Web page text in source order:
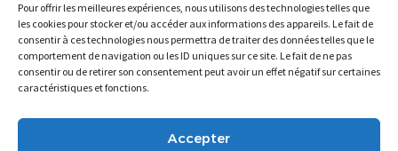
Pour offrir les meilleures expériences, nous utilisons des technologies telles que
les cookies pour stocker et/ou accéder aux informations des appareils. Le fait de
consentir à ces technologies nous permettra de traiter des données telles que le
comportement de navigation ou les ID uniques sur ce site. Le fait de ne pas
consentir ou de retirer son consentement peut avoir un effet négatif sur certaines
caractéristiques et fonctions.
Accepter
Lisez notre politique de confidentialité pour plus d’informations.